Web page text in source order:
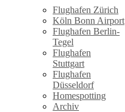
Flughafen Zürich
Köln Bonn Airport
Flughafen Berlin-
Tegel
Flughafen
Stuttgart
Flughafen
Düsseldorf
Homespotting
Archiv